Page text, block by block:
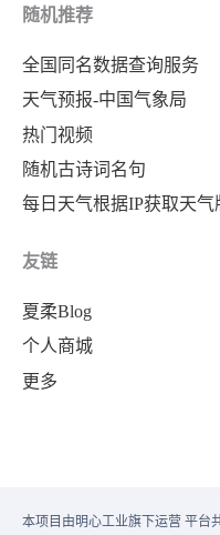
随机推荐
全国同名数据查询服务
天气预报-中国气象局
热门视频
随机古诗词名句
每日天气根据IP获取天气
友链
夏柔Blog
个人商城
更多
本项目由明心工业旗下运营 平台